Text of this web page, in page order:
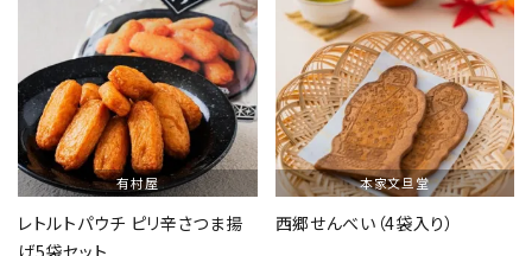
有村屋
レトルトパウチ ピリ辛さつま揚
本家文旦堂
西郷せんべい（4袋入り）